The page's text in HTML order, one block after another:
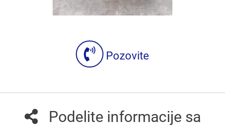
Pozovite
Podelite informacije sa